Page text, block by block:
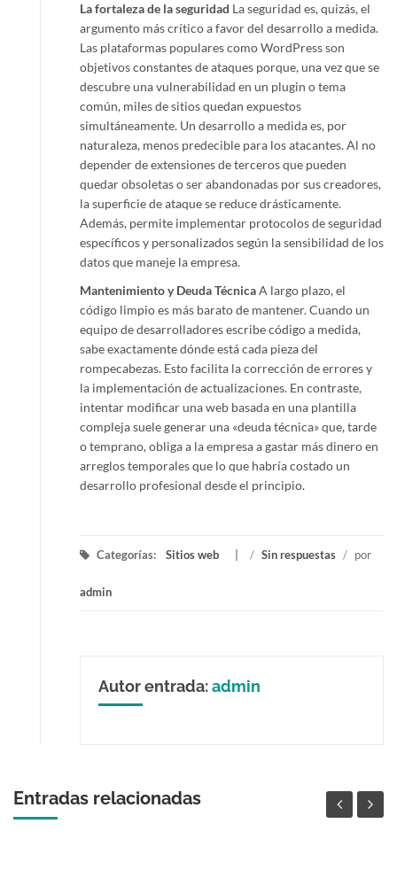
La fortaleza de la seguridad La seguridad es, quizás, el
argumento más crítico a favor del desarrollo a medida.
Las plataformas populares como WordPress son
objetivos constantes de ataques porque, una vez que se
descubre una vulnerabilidad en un plugin o tema
común, miles de sitios quedan expuestos
simultáneamente. Un desarrollo a medida es, por
naturaleza, menos predecible para los atacantes. Al no
depender de extensiones de terceros que pueden
quedar obsoletas o ser abandonadas por sus creadores,
la superficie de ataque se reduce drásticamente.
Además, permite implementar protocolos de seguridad
específicos y personalizados según la sensibilidad de los
datos que maneje la empresa.
Mantenimiento y Deuda TécnicaA largo plazo, el
código limpio es más barato de mantener. Cuando un
equipo de desarrolladores escribe código a medida,
sabe exactamente dónde está cada pieza del
rompecabezas. Esto facilita la corrección de errores y
la implementación de actualizaciones. En contraste,
intentar modificar una web basada en una plantilla
compleja suele generar una «deuda técnica» que, tarde
o temprano, obliga a la empresa a gastar más dinero en
arreglos temporales que lo que habría costado un
desarrollo profesional desde el principio.
Categorías: Sitios web / Sin respuestas / por
admin
Autor entrada:admin
Entradas relacionadas